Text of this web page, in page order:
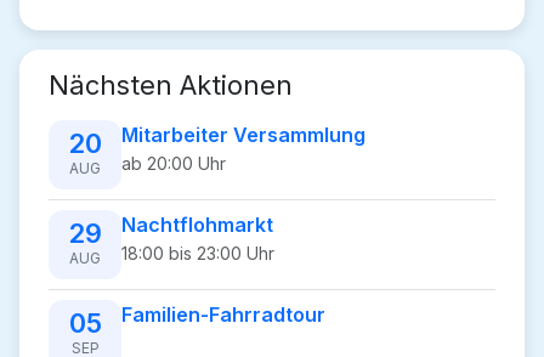
Nächsten Aktionen
20
AUG
Mitarbeiter Versammlung
ab 20:00 Uhr
29
AUG
Nachtflohmarkt
18:00 bis 23:00 Uhr
05
SEP
Familien-Fahrradtour